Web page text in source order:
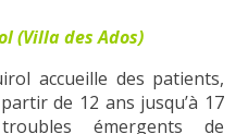
(Villa des Ados)
accueille des patients,
de 12 ans jusqu’à 17
émergents de